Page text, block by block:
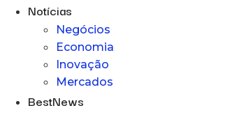
Notícias
Negócios
Economia
Inovação
Mercados
BestNews